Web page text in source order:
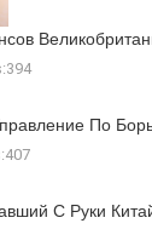
По
С Руки